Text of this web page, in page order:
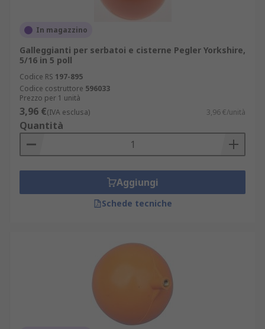
In magazzino
Galleggianti per serbatoi e cisterne Pegler Yorkshire,
5/16 in 5 poll
Codice RS 197-895
Codice costruttore 596033
Prezzo per 1 unità
3,96 €(IVA esclusa) 3,96 €/unità
Quantità
Aggiungi
Schede tecniche